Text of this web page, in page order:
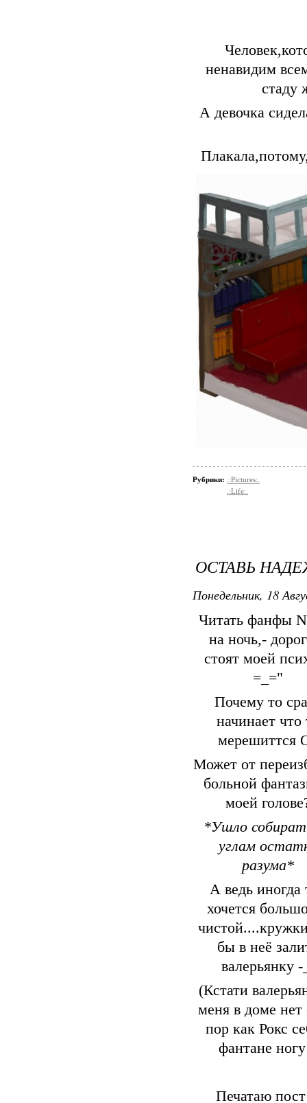
ненавидим
стаду
А девочка
Рубрики:
.:Pictures:.
.:Life:.
ОСТАВЬ
Понедельник, 18
Читать фанфы
на ночь,-
стоят моей
=_="
Почему то
начинает что
мерешиттся
Может от
больной
моей
*Ушло
углам
разума*
А ведь иногда
хочется
бы в неё
валерьянку -
(Кстати
меня в доме нет
пор как Рокс
фантане
Печатаю пост